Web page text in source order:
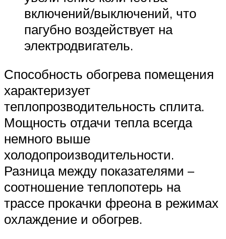
включений/выключений, что
пагубно воздействует на
электродвигатель.
Способность обогрева помещения
характеризует
теплопрозводительность сплита.
Мощность отдачи тепла всегда
немного выше
холодопроизводительности.
Разница между показателями –
соотношение теплопотерь на
трассе прокачки фреона в режимах
охлаждение и обогрев.